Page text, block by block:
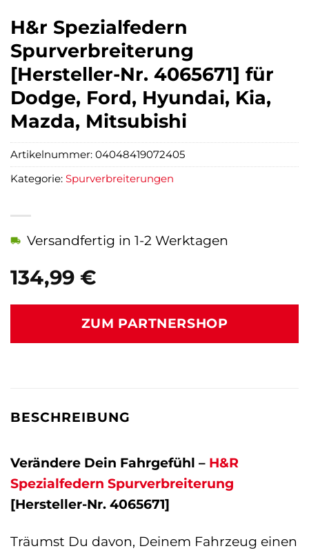
H&r Spezialfedern
Spurverbreiterung
[Hersteller-Nr. 4065671] für
Dodge, Ford, Hyundai, Kia,
Mazda, Mitsubishi
134,99 €
Versandfertig in 1-2 Werktagen
ZUM PARTNERSHOP
Artikelnummer: 04048419072405
Kategorie: Spurverbreiterungen
BESCHREIBUNG
Verändere Dein Fahrgefühl – H&R
Spezialfedern Spurverbreiterung
[Hersteller-Nr. 4065671]
Träumst Du davon, Deinem Fahrzeug einen